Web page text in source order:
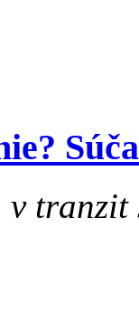
v tranzit